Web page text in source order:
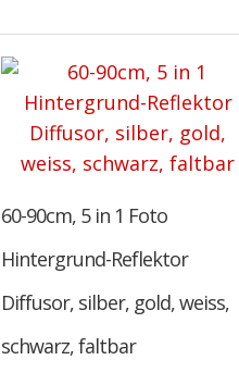
60-90cm, 5 in 1 Foto
Hintergrund-Reflektor
Diffusor, silber, gold, weiss,
schwarz, faltbar